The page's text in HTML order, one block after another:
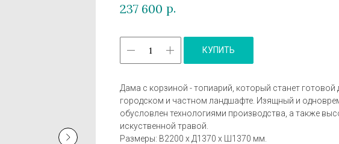
237 600 р.
КУПИТЬ
Дама с корзиной - топиарий, который станет
городском и частном ландшафте. Изящный и
обусловлен технологиями производства, а также
искуственной травой.
Размеры: В2200 х Д1370 х Ш1370 мм.